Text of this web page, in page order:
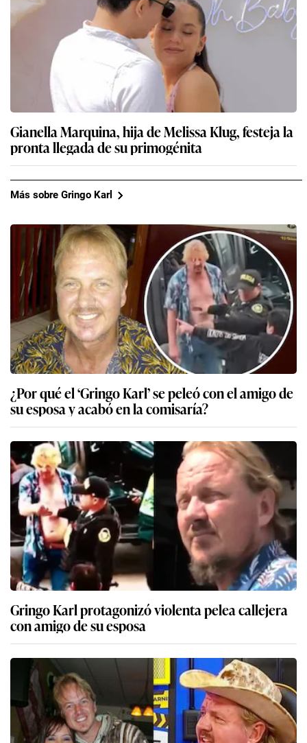
Gianella Marquina, hija de Melissa Klug, festeja la
pronta llegada de su primogénita
Más sobre Gringo Karl
¿Por qué el ‘Gringo Karl’ se peleó con el amigo de
su esposa y acabó en la comisaría?
Gringo Karl protagonizó violenta pelea callejera
con amigo de su esposa